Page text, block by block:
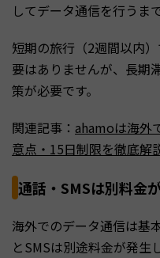
してデータ通信を行うま
短期の旅行（2週間以内
要はありませんが、長期
策が必要です。
関連記事： ahamoは海外
意点・15日制限を徹底解
通話・SMSは別料金
海外でのデータ通信は基
とSMSは別途料金が発生